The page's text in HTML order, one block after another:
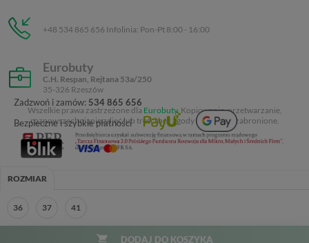
Zadzwoń i zamów: 534 865 656
Bezpieczne i szybkie płatności
ROZMIAR
36 37 41
DODAJ DO KOSZYKA
+48 534 865 656 Infolinia: Pon-Pt 8:00 - 16:00
Eurobuty
C.H. Respan, Rejtana 53a/250
35-326 Rzeszów
Wszelkie prawa zastrzeżone dla Eurobuty. Kopiowanie, przetwarzanie,
rozpowszechnianie zdjęć lub treści bez zgody autora jest zabronione.